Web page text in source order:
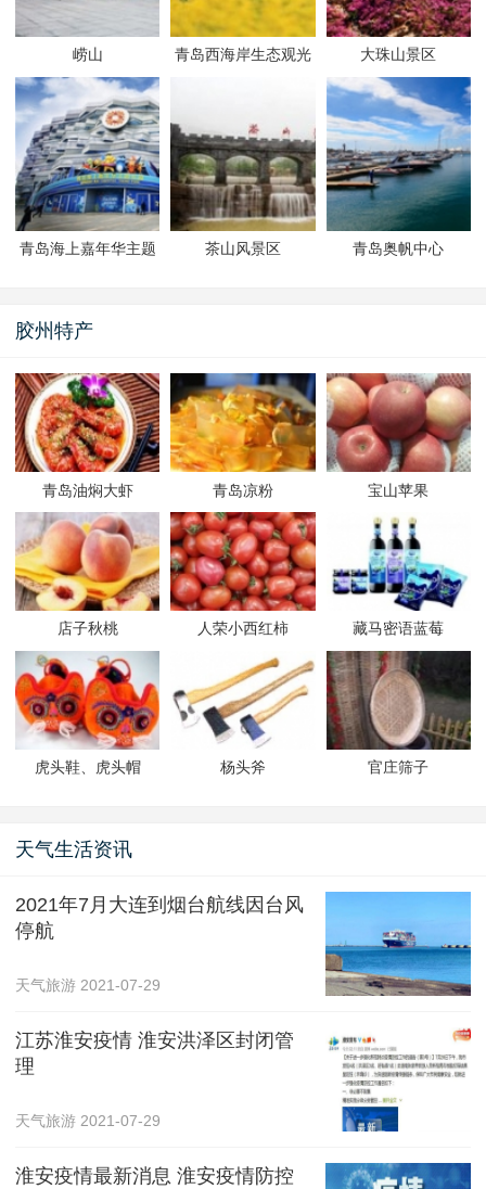
崂山
青岛西海岸生态观光
大珠山景区
青岛海上嘉年华主题
茶山风景区 青岛奥帆中心
胶州特产
青岛油焖大虾 青岛凉粉 宝山苹果
店子秋桃 人荣小西红柿 藏马密语蓝莓
虎头鞋、虎头帽 杨头斧 官庄筛子
天气生活资讯
2021年7月大连到烟台航线因台风
停航
天气旅游 2021-07-29
江苏淮安疫情 淮安洪泽区封闭管
理
天气旅游 2021-07-29
淮安疫情最新消息 淮安疫情防控